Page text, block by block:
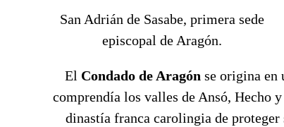
San Adrián de Sasabe, primera sede
episcopal de Aragón.
El Condado de Aragón se origina en
comprendía los valles de Ansó, Hecho
dinastía franca carolingia de